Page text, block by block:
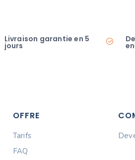
Livraison garantie en 5
jours
OFFRE
Tarifs
FAQ